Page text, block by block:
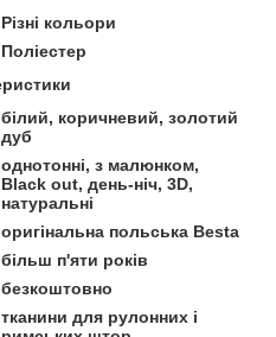
Різні кольори
Поліестер
білий, коричневий, золотий
дуб
однотонні, з малюнком,
Black out, день-ніч, 3D,
натуральні
оригінальна польська Besta
більш п'яти років
безкоштовно
тканини для рулонних і